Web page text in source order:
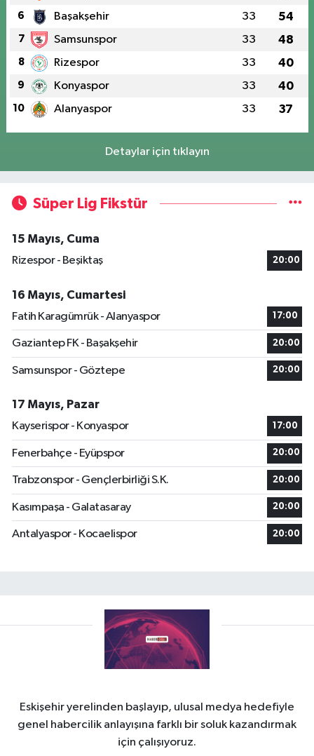
6 Başakşehir 33 54
7 Samsunspor 33 48
8 Rizespor 33 40
9 Konyaspor 33 40
10 Alanyaspor 33 37
Detaylar için tıklayın
Süper Lig Fikstür
15 Mayıs, Cuma
Rizespor - Beşiktaş
20:00
16 Mayıs, Cumartesi
Fatih Karagümrük - Alanyaspor
17:00
Gaziantep FK - Başakşehir 20:00
Samsunspor - Göztepe 20:00
17 Mayıs, Pazar
Kayserispor - Konyaspor
17:00
Fenerbahçe - Eyüpspor 20:00
Trabzonspor - Gençlerbirliği S.K. 20:00
Kasımpaşa - Galatasaray 20:00
Antalyaspor - Kocaelispor 20:00
Eskişehir yerelinden başlayıp, ulusal medya hedefiyle
genel habercilik anlayışına farklı bir soluk kazandırmak
için çalışıyoruz.